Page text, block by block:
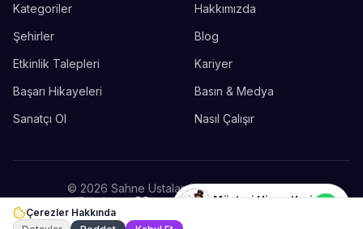
Kategoriler
Şehirler
Etkinlik Talepleri
Başarı Hikayeleri
Sanatçı Ol
Hakkımızda
Blog
Kariyer
Basın & Medya
Nasıl Çalışır
© 2026 Sahne Ustaları. Tüm hakları saklıdır.
🛡️ETBİS'e KayıtlıdırGizlilik
Etkinlik uzmanınız
Merhaba! Size nasıl yardımcı
bize ulaşabilirsiniz.
Merhaba! Bilgi almak istiyorum.
Müşteri Hizmetleri
Çerezler Hakkında